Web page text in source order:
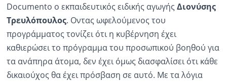
Documento ο εκπαιδευτικός ειδικής αγωγής Διονύσης
Τρευλόπουλος. Οντας ωφελούμενος του
προγράμματος τονίζει ότι η κυβέρνηση έχει
καθιερώσει το πρόγραμμα του προσωπικού βοηθού για
τα ανάπηρα άτομα, δεν έχει όμως διασφαλίσει ότι κάθε
δικαιούχος θα έχει πρόσβαση σε αυτό. Με τα λόγια